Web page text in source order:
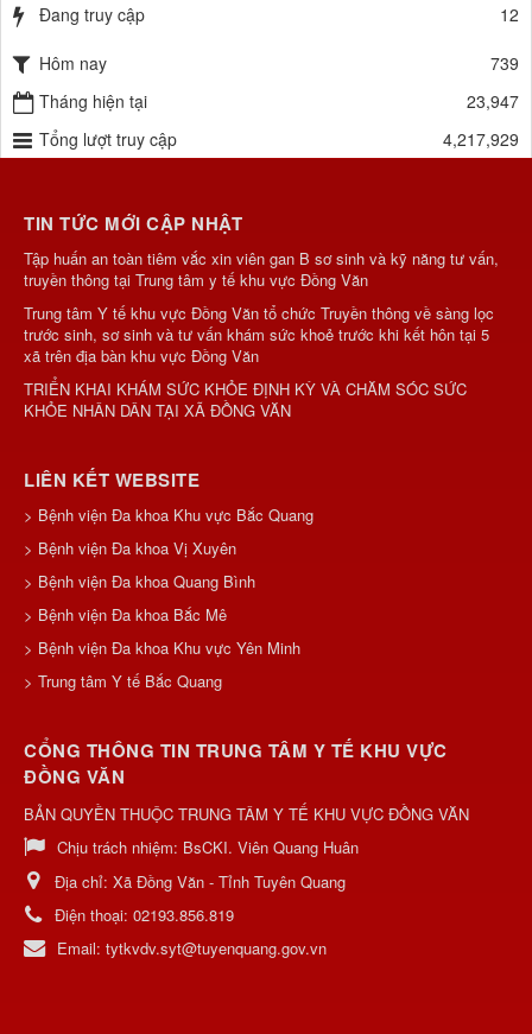
Đang truy cập 12
Hôm nay
739
Tháng hiện tại
23,947
Tổng lượt truy cập
4,217,929
TIN TỨC MỚI CẬP NHẬT
Tập huấn an toàn tiêm vắc xin viên gan B sơ sinh và kỹ năng tư vấn,
truyền thông tại Trung tâm y tế khu vực Đồng Văn
Trung tâm Y tế khu vực Đồng Văn tổ chức Truyền thông về sàng lọc
trước sinh, sơ sinh và tư vấn khám sức khoẻ trước khi kết hôn tại 5
xã trên địa bàn khu vực Đồng Văn
TRIỂN KHAI KHÁM SỨC KHỎE ĐỊNH KỲ VÀ CHĂM SÓC SỨC
KHỎE NHÂN DÂN TẠI XÃ ĐỒNG VĂN
LIÊN KẾT WEBSITE
> Bệnh viện Đa khoa Khu vực Bắc Quang
> Bệnh viện Đa khoa Vị Xuyên
> Bệnh viện Đa khoa Quang Bình
> Bệnh viện Đa khoa Bắc Mê
> Bệnh viện Đa khoa Khu vực Yên Minh
> Trung tâm Y tế Bắc Quang
CỔNG THÔNG TIN TRUNG TÂM Y TẾ KHU VỰC
ĐỒNG VĂN
BẢN QUYỀN THUỘC TRUNG TÂM Y TẾ KHU VỰC ĐỒNG VĂN
Chịu trách nhiệm: BsCKI. Viên Quang Huân
Địa chỉ: Xã Đồng Văn - Tỉnh Tuyên Quang
Điện thoại: 02193.856.819
Email: tytkvdv.syt@tuyenquang.gov.vn